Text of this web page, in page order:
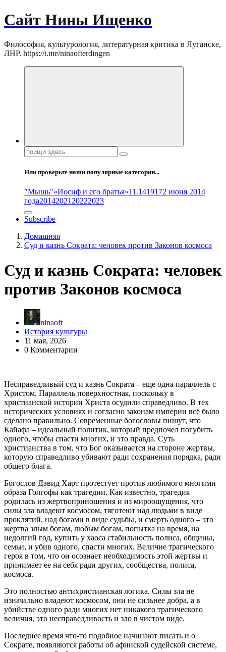
Сайт Нины Ищенко
Философия, культурология, литературная критика в Луганске,
ЛНР. https://t.me/ninaofterdingen
Поиск:
Или проверьте наши популярные категории...
"Мышь"«Иосиф и его братья»11.1419172 июня 2014
года2014202120222023
Subscribe
Домашняя
Суд и казнь Сократа: человек против Законов космоса
Суд и казнь Сократа: человек
против Законов космоса
ninaoft
История культуры
11 мая, 2026
0 Комментарии
Несправедливый суд и казнь Сократа – еще одна параллель с
Христом. Параллель поверхностная, поскольку в
христианской истории Христа осудили справедливо. В тех
исторических условиях и согласно законам империи всё было
сделано правильно. Современные богословы пишут, что
Кайафа – идеальный политик, который предпочел погубить
одного, чтобы спасти многих, и это правда. Суть
христианства в том, что Бог оказывается на стороне жертвы,
которую справедливо убивают ради сохранения порядка, ради
общего блага.
Богослов Дэвид Харт протестует против любимого многими
образа Голгофы как трагедии. Как известно, трагедия
родилась из жертвоприношения и из мироощущения, что
силы зла владеют космосом, тяготеют над людьми в виде
проклятий, над богами в виде судьбы, и смерть одного – это
жертва злым богам, любым богам, попытка на время, на
недолгий год, купить у хаоса стабильность полиса, общины,
семьи, и убив одного, спасти многих. Величие трагического
героя в том, что он осознает необходимость этой жертвы и
принимает ее на себя ради других, сообщества, полиса,
космоса.
Это полностью антихристианская логика. Силы зла не
изначально владеют космосом, они не сильнее добра, а в
убийстве одного ради многих нет никакого трагического
величия, это несправедливость и зло в чистом виде.
Последнее время что-то подобное начинают писать и о
Сократе, появляются работы об афинской судейской системе,